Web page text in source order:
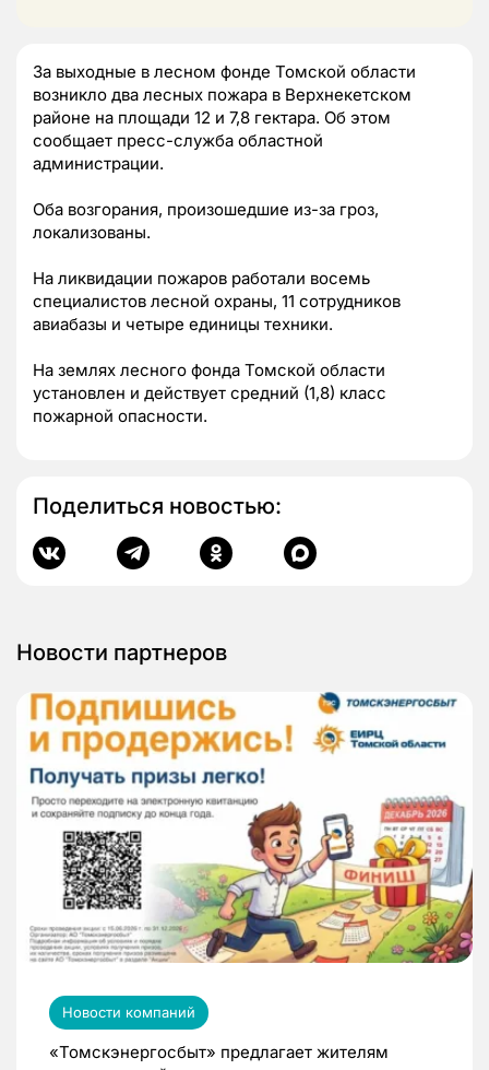
За выходные в лесном фонде Томской области
возникло два лесных пожара в Верхнекетском
районе на площади 12 и 7,8 гектара. Об этом
сообщает пресс-служба областной
администрации.
Оба возгорания, произошедшие из-за гроз,
локализованы.
На ликвидации пожаров работали восемь
специалистов лесной охраны, 11 сотрудников
авиабазы и четыре единицы техники.
На землях лесного фонда Томской области
установлен и действует средний (1,8) класс
пожарной опасности.
Поделиться новостью:
Новости партнеров
Новости компаний
«Томскэнергосбыт» предлагает жителям